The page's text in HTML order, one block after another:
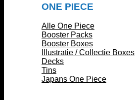
ONE PIECE
Alle One Piece
Booster Packs
Booster Boxes
Illustratie / Collectie Boxes
Decks
Tins
Japans One Piece